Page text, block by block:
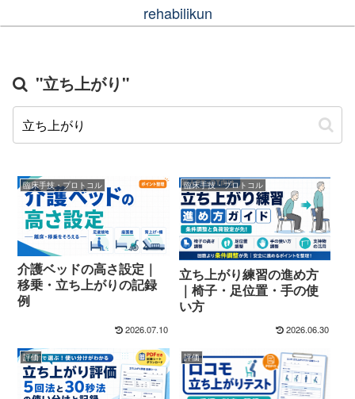
rehabilikun
"立ち上がり"
臨床手技・プロトコル
介護ベッドの高さ設定｜
移乗・立ち上がりの記録
例
2026.07.10
臨床手技・プロトコル
立ち上がり練習の進め方
｜椅子・足位置・手の使
い方
2026.06.30
評価 評価